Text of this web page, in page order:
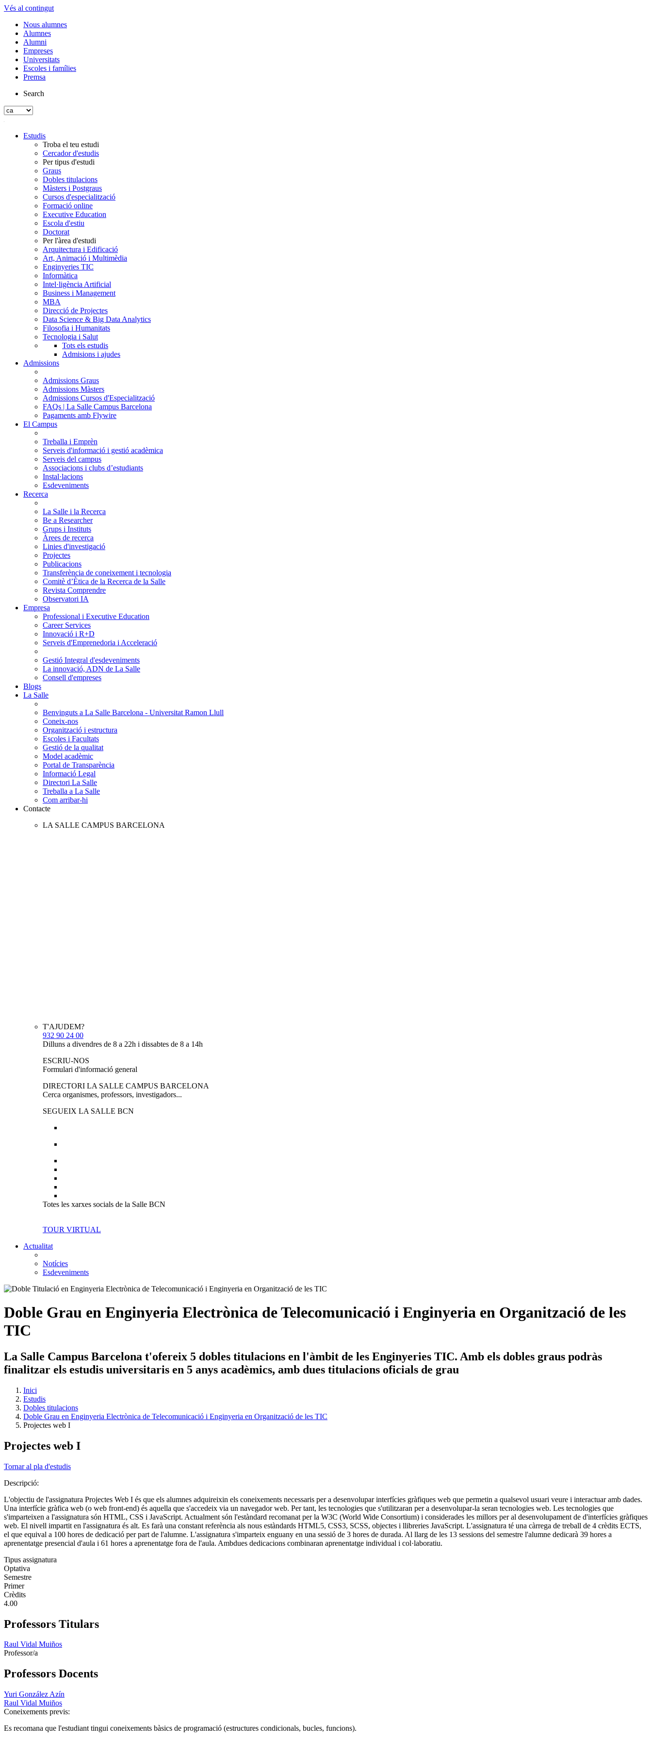
Vés al contingut
Nous alumnes
Alumnes
Alumni
Empreses
Universitats
Escoles i famílies
Premsa
Search
Estudis
Troba el teu estudi
Cercador d'estudis
Per tipus d'estudi
Graus
Dobles titulacions
Màsters i Postgraus
Cursos d'especialització
Formació online
Executive Education
Escola d'estiu
Doctorat
Per l'àrea d'estudi
Arquitectura i Edificació
Art, Animació i Multimèdia
Enginyeries TIC
Informàtica
Intel·ligència Artificial
Business i Management
MBA
Direcció de Projectes
Data Science & Big Data Analytics
Filosofia i Humanitats
Tecnologia i Salut
Tots els estudis
Admisions i ajudes
Admissions
Admissions Graus
Admissions Màsters
Admissions Cursos d'Especialització
FAQs | La Salle Campus Barcelona
Pagaments amb Flywire
El Campus
Treballa i Emprèn
Serveis d'informació i gestió acadèmica
Serveis del campus
Associacions i clubs d’estudiants
Instal·lacions
Esdeveniments
Recerca
La Salle i la Recerca
Be a Researcher
Grups i Instituts
Àrees de recerca
Linies d'investigació
Projectes
Publicacions
Transferència de coneixement i tecnologia
Comitè d’Ètica de la Recerca de la Salle
Revista Comprendre
Observatori IA
Empresa
Professional i Executive Education
Career Services
Innovació i R+D
Serveis d'Emprenedoria i Acceleració
Gestió Integral d'esdeveniments
La innovació, ADN de La Salle
Consell d'empreses
Blogs
La Salle
Benvinguts a La Salle Barcelona - Universitat Ramon Llull
Coneix-nos
Organització i estructura
Escoles i Facultats
Gestió de la qualitat
Model acadèmic
Portal de Transparència
Informació Legal
Directori La Salle
Treballa a La Salle
Com arribar-hi
Contacte
LA SALLE CAMPUS BARCELONA
T'AJUDEM?
932 90 24 00
Dilluns a divendres de 8 a 22h i dissabtes de 8 a 14h
ESCRIU-NOS
Formulari d'informació general
DIRECTORI LA SALLE CAMPUS BARCELONA
Cerca organismes, professors, investigadors...
SEGUEIX LA SALLE BCN
Totes les xarxes socials de la Salle BCN
TOUR VIRTUAL
Actualitat
Notícies
Esdeveniments
Doble Grau en Enginyeria Electrònica de Telecomunicació i Enginyeria en Organització de les
TIC
La Salle Campus Barcelona t'ofereix 5 dobles titulacions en l'àmbit de les Enginyeries TIC. Amb els dobles graus podràs
finalitzar els estudis universitaris en 5 anys acadèmics, amb dues titulacions oficials de grau
Inici
Estudis
Dobles titulacions
Doble Grau en Enginyeria Electrònica de Telecomunicació i Enginyeria en Organització de les TIC
Projectes web I
Projectes web I
Tornar al pla d'estudis
Descripció:
L'objectiu de l'assignatura Projectes Web I és que els alumnes adquireixin els coneixements necessaris per a desenvolupar interfícies gràfiques web que permetin a qualsevol usuari veure i interactuar amb dades.
Una interfície gràfica web (o web front-end) és aquella que s'accedeix via un navegador web. Per tant, les tecnologies que s'utilitzaran per a desenvolupar-la seran tecnologies web. Les tecnologies que
s'imparteixen a l'assignatura són HTML, CSS i JavaScript. Actualment són l'estàndard recomanat per la W3C (World Wide Consortium) i considerades les millors per al desenvolupament de d'interfícies gràfiques
web. El nivell impartit en l'assignatura és alt. Es farà una constant referència als nous estàndards HTML5, CSS3, SCSS, objectes i llibreries JavaScript. L'assignatura té una càrrega de treball de 4 crèdits ECTS,
el que equival a 100 hores de dedicació per part de l'alumne. L'assignatura s'imparteix enguany en una sessió de 3 hores de durada. Al llarg de les 13 sessions del semestre l'alumne dedicarà 39 hores a
aprenentatge presencial d'aula i 61 hores a aprenentatge fora de l'aula. Ambdues dedicacions combinaran aprenentatge individual i col·laboratiu.
Tipus assignatura
Optativa
Semestre
Primer
Crèdits
4.00
Professors Titulars
Raul Vidal Muiños
Professor/a
Professors Docents
Yuri González Azín
Raul Vidal Muiños
Coneixements previs:
Es recomana que l'estudiant tingui coneixements bàsics de programació (estructures condicionals, bucles, funcions).